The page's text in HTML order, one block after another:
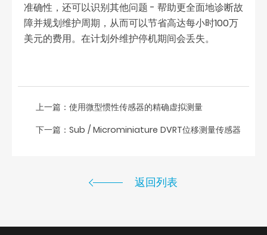
准确性，还可以识别其他问题 - 帮助更全面地诊断故
障并规划维护周期，从而可以节省高达每小时100万
美元的费用。在计划外维护停机期间会丢失。
上一篇： 使用微型惯性传感器的精确虚拟测量
下一篇： Sub / Microminiature DVRT位移测量传感器
返回列表